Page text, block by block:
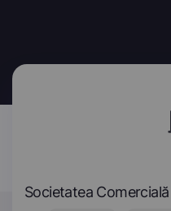
Societatea